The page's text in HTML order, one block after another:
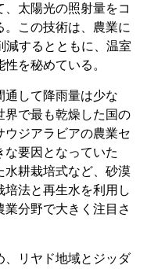
太陽光の照射量をコ
。この技術は、農業に
減するとともに、温室
を秘めている。
通して降雨量は少な
界で最も乾燥した国の
ウジアラビアの農業セ
な要因となっていた
水耕栽培式など、砂漠
法と再生水を利用し
分野で大きく注目さ
、リヤド地域とジッダ